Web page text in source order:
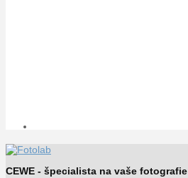
CEWE - špecialista na vaše fotografie